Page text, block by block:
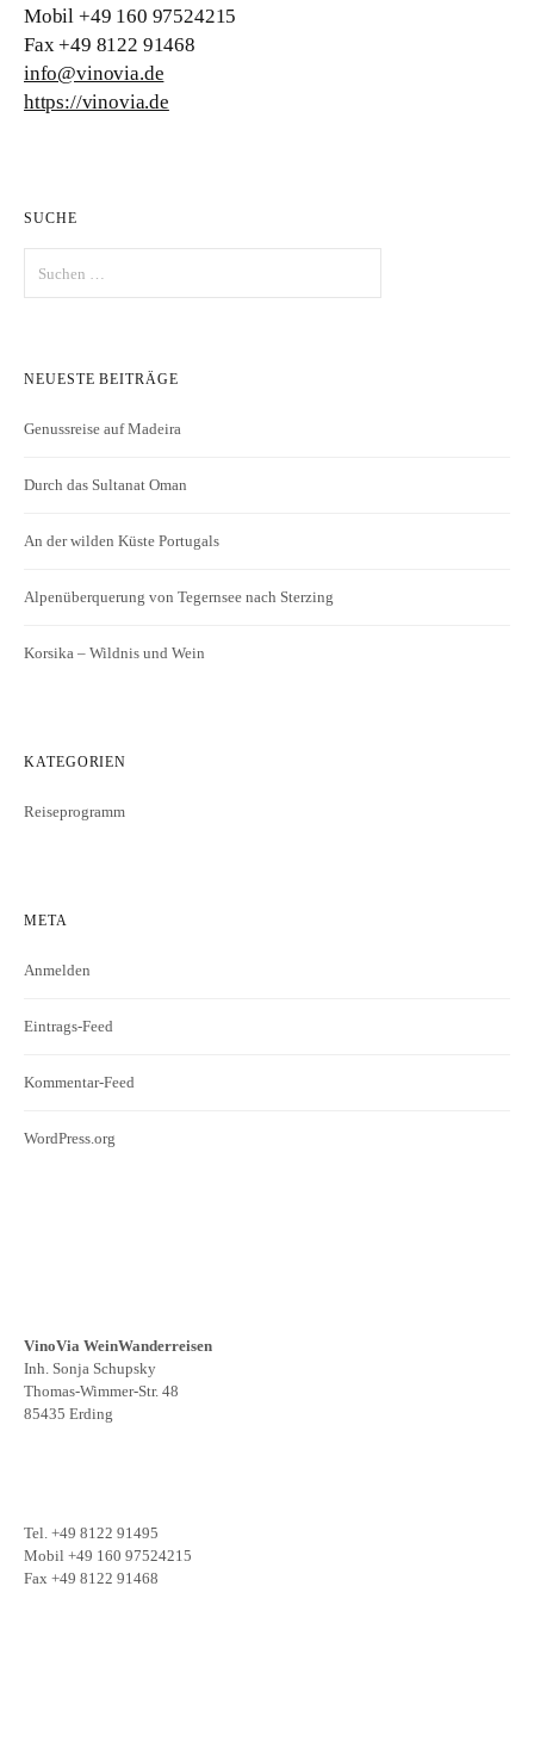
Mobil +49 160 97524215
Fax +49 8122 91468
info@vinovia.de
https://vinovia.de
SUCHE
nach:
NEUESTE BEITRÄGE
Genussreise auf Madeira
Durch das Sultanat Oman
An der wilden Küste Portugals
Alpenüberquerung von Tegernsee nach Sterzing
Korsika – Wildnis und Wein
KATEGORIEN
Reiseprogramm
META
Anmelden
Eintrags-Feed
Kommentar-Feed
WordPress.org
VinoVia WeinWanderreisen
Inh. Sonja Schupsky
Thomas-Wimmer-Str. 48
85435 Erding
Tel. +49 8122 91495
Mobil +49 160 97524215
Fax +49 8122 91468